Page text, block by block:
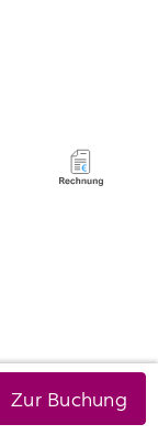
Zur Buchung